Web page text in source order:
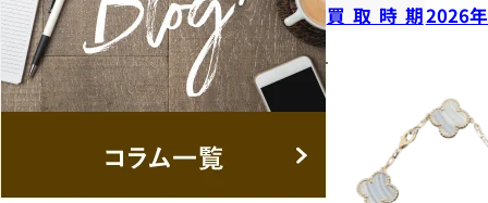
買取時期2026